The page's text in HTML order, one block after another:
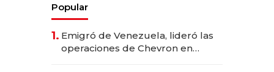
Popular
1. Emigró de Venezuela, lideró las
operaciones de Chevron en